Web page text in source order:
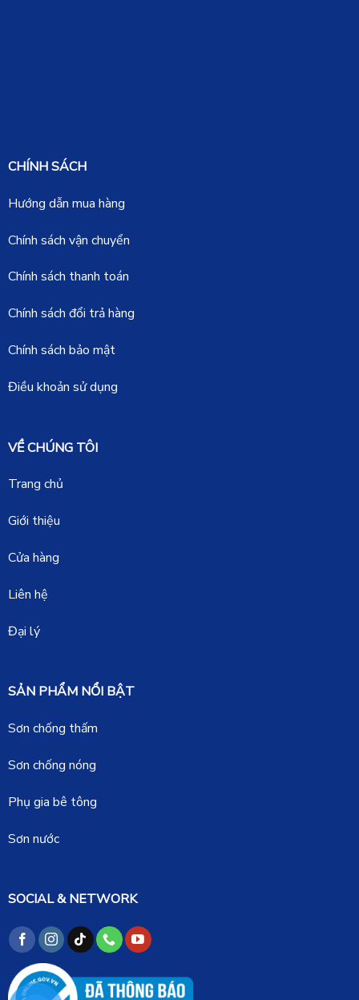
CHÍNH SÁCH
Hướng dẫn mua hàng
Chính sách vận chuyển
Chính sách thanh toán
Chính sách đổi trả hàng
Chính sách bảo mật
Điều khoản sử dụng
VỀ CHÚNG TÔI
Trang chủ
Giới thiệu
Cửa hàng
Liên hệ
Đại lý
SẢN PHẨM NỔI BẬT
Sơn chống thấm
Sơn chống nóng
Phụ gia bê tông
Sơn nước
SOCIAL & NETWORK